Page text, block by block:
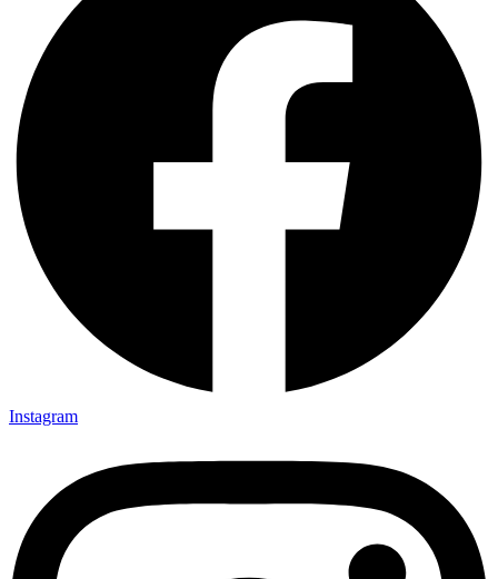
Instagram